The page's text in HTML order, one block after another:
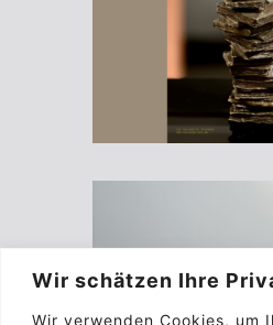
Wir schätzen Ihre
Wir verwenden Cookies, um